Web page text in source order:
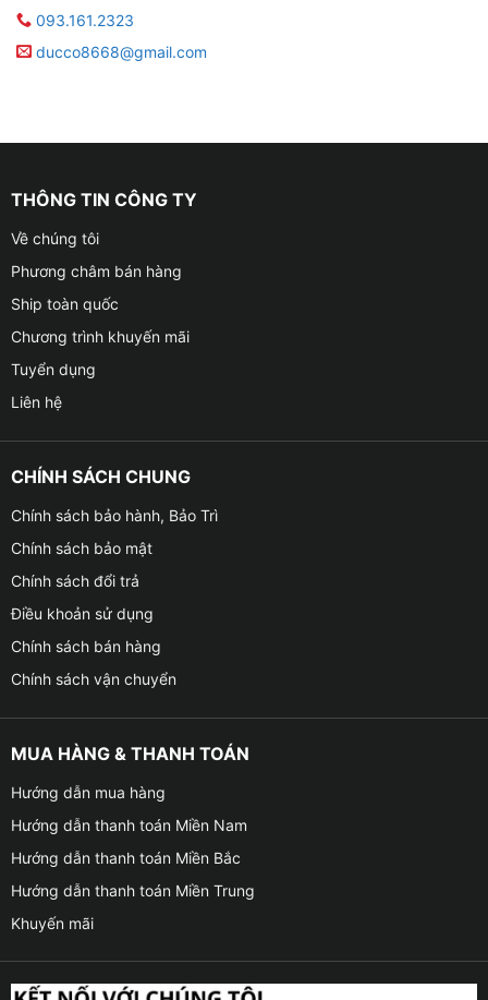
093.161.2323
ducco8668@gmail.com
THÔNG TIN CÔNG TY
Về chúng tôi
Phương châm bán hàng
Ship toàn quốc
Chương trình khuyến mãi
Tuyển dụng
Liên hệ
CHÍNH SÁCH CHUNG
Chính sách bảo hành, Bảo Trì
Chính sách bảo mật
Chính sách đổi trả
Điều khoản sử dụng
Chính sách bán hàng
Chính sách vận chuyển
MUA HÀNG & THANH TOÁN
Hướng dẫn mua hàng
Hướng dẫn thanh toán Miền Nam
Hướng dẫn thanh toán Miền Bắc
Hướng dẫn thanh toán Miền Trung
Khuyến mãi